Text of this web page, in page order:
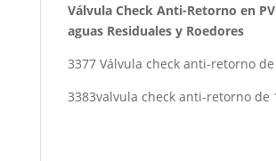
Válvula Check Anti-Retorno en
aguas Residuales y Roedores
3377 Válvula check anti-retorno de
3383valvula check anti-retorno de